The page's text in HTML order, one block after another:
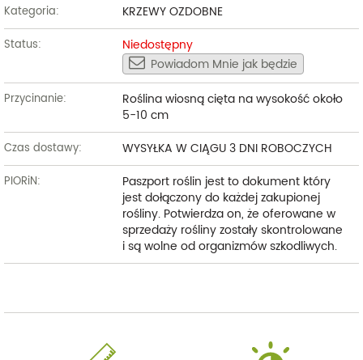
Kategoria: KRZEWY OZDOBNE
Status:
Niedostępny
Powiadom Mnie jak będzie
Przycinanie:
Roślina wiosną cięta na wysokość około
5-10 cm
Czas dostawy: WYSYŁKA W CIĄGU 3 DNI ROBOCZYCH
PIORiN:
Paszport roślin jest to dokument który
jest dołączony do każdej zakupionej
rośliny. Potwierdza on, że oferowane w
sprzedaży rośliny zostały skontrolowane
i są wolne od organizmów szkodliwych.